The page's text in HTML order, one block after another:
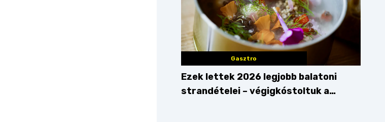
Gasztro
Ezek lettek 2026 legjobb balatoni
strandételei – végigkóstoltuk a